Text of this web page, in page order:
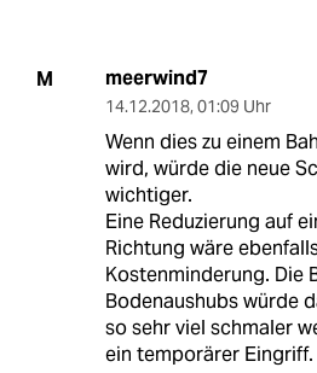
M meerwind7
14.12.2018, 01:09 Uhr
Wenn dies zu einem
wird, würde die neue
wichtiger.
Eine Reduzierung auf
Richtung wäre
Kostenminderung. Die
Bodenaushubs würde
so sehr viel schmaler
ein temporärer Eingriff.